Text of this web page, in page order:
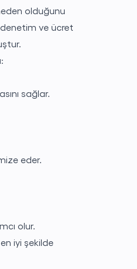
olduğunu
denetim ve ücret
sağlar.
eder.
olur.
iyi şekilde